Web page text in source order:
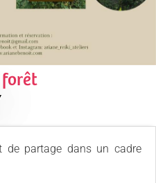
forêt
de partage dans un cadre